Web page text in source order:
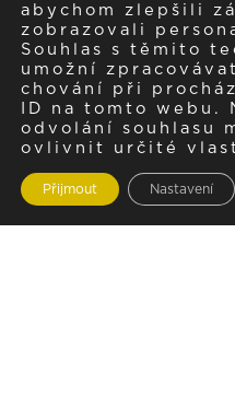
abychom zlepšili
zobrazovali
Souhlas s těmito
umožní
chování při
ID na tomto webu.
odvolání souhlasu
ovlivnit určité
Přijmout Nastavení